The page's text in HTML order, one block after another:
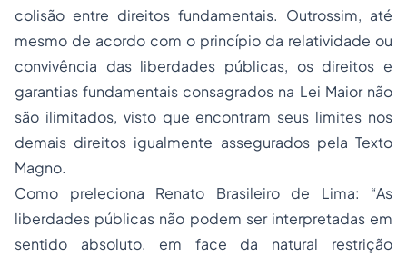
colisão entre direitos fundamentais. Outrossim, até
mesmo de acordo com o princípio da relatividade ou
convivência das liberdades públicas, os direitos e
garantias fundamentais consagrados na Lei Maior não
são ilimitados, visto que encontram seus limites nos
demais direitos igualmente assegurados pela Texto
Magno.
Como preleciona Renato Brasileiro de Lima: “As
liberdades públicas não podem ser interpretadas em
sentido absoluto, em face da natural restrição